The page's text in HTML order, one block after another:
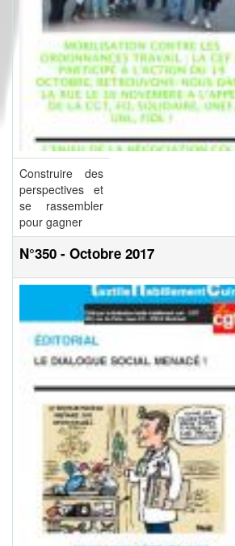
Construire des
perspectives et
se rassembler
pour gagner
N°350 - Octobre 2017